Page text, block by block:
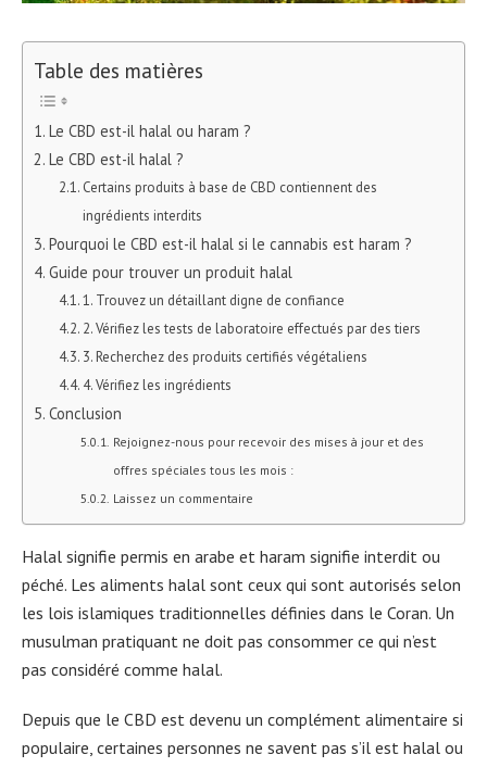
Table des matières
Le CBD est-il halal ou haram ?
Le CBD est-il halal ?
Certains produits à base de CBD contiennent des
ingrédients interdits
Pourquoi le CBD est-il halal si le cannabis est haram ?
Guide pour trouver un produit halal
1. Trouvez un détaillant digne de confiance
2. Vérifiez les tests de laboratoire effectués par des tiers
3. Recherchez des produits certifiés végétaliens
4. Vérifiez les ingrédients
Conclusion
Rejoignez-nous pour recevoir des mises à jour et des
offres spéciales tous les mois :
Laissez un commentaire
Halal signifie permis en arabe et haram signifie interdit ou
péché. Les aliments halal sont ceux qui sont autorisés selon
les lois islamiques traditionnelles définies dans le Coran. Un
musulman pratiquant ne doit pas consommer ce qui n’est
pas considéré comme halal.
Depuis que le CBD est devenu un complément alimentaire si
populaire, certaines personnes ne savent pas s’il est halal ou